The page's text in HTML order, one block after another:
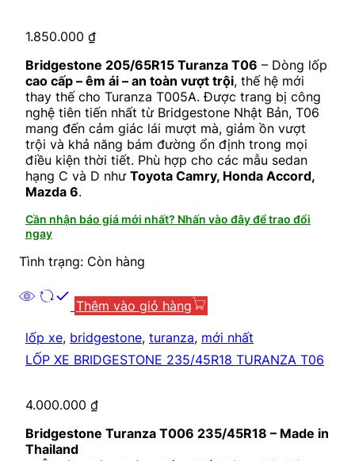
1.850.000 ₫
Bridgestone 205/65R15 Turanza T06 – Dòng lốp
cao cấp – êm ái – an toàn vượt trội, thế hệ mới
thay thế cho Turanza T005A. Được trang bị công
nghệ tiên tiến nhất từ Bridgestone Nhật Bản, T06
mang đến cảm giác lái mượt mà, giảm ồn vượt
trội và khả năng bám đường ổn định trong mọi
điều kiện thời tiết. Phù hợp cho các mẫu sedan
hạng C và D như Toyota Camry, Honda Accord,
Mazda 6.
Cần nhận báo giá mới nhất? Nhấn vào đây để trao đổi
ngay
Tình trạng: Còn hàng
Thêm vào giỏ hàng
lốp xe, bridgestone, turanza, mới nhất
LỐP XE BRIDGESTONE 235/45R18 TURANZA T06
4.000.000 ₫
Bridgestone Turanza T006 235/45R18 – Made in
Thailand